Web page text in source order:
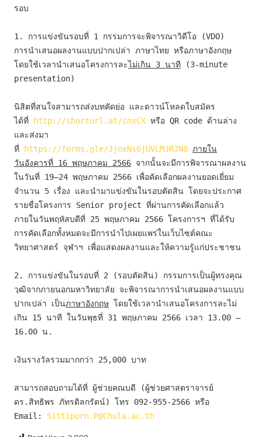
รอบ
1. การแข่งขันรอบที่ 1 กรรมการจะพิจารณาวิดีโอ (VDO)
การนำเสนอผลงานแบบปากเปล่า ภาษาไทย หรือภาษาอังกฤษ
โดยใช้เวลานำเสนอโครงการละไม่เกิน 3 นาที (3-minute
presentation)
นิสิตที่สนใจสามารถส่งบทคัดย่อ และดาวน์โหลดใบสมัคร
ได้ที่
http://shorturl.at/cnxCX หรือ QR code ด้านล่าง
และส่งมา
ที่
https://forms.gle/JjnxNs6jUVLMJRJN8 ภายใน
วันอังคารที่ 16 พฤษภาคม 2566 จากนั้นจะมีการพิจารณาผลงาน
ในวันที่ 19–24 พฤษภาคม 2566 เพื่อคัดเลือกผลงานยอดเยี่ยม
จำนวน 5 เรื่อง และนำมาแข่งขันในรอบตัดสิน โดยจะประกาศ
รายชื่อโครงการ Senior project ที่ผ่านการคัดเลือกแล้ว
ภายในวันพฤหัสบดีที่ 25 พฤษภาคม 2566 โครงการฯ ที่ได้รับ
การคัดเลือกทั้งหมดจะมีการนำไปเผยแพร่ในเว็บไซต์คณะ
วิทยาศาสตร์ จุฬาฯ เพื่อแสดงผลงานและให้ความรู้แก่ประชาชน
2. การแข่งขันในรอบที่ 2 (รอบตัดสิน) กรรมการเป็นผู้ทรงคุณ
วฺฒิจากภายนอกมหาวิทยาลัย จะพิจารณาการนำเสนอผลงานแบบ
ปากเปล่า เป็นภาษาอังกฤษ โดยใช้เวลานำเสนอโครงการละไม่
เกิน 15 นาที ในวันพุธที่ 31 พฤษภาคม 2566 เวลา 13.00 –
16.00 น.
เงินรางวัลรวมมากกว่า 25,000 บาท
สามารถสอบถามได้ที่ ผู้ช่วยคณบดี (ผู้ช่วยศาสตราจารย์
ดร.สิทธิพร ภัทรดิลกรัตน์) โทร 092-955-2566 หรือ
Email: Sittiporn.P@Chula.ac.th